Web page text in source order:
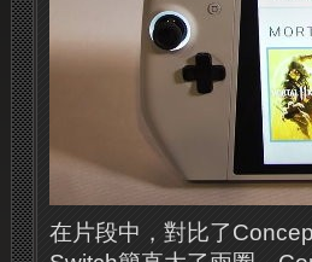
在片段中，對比了